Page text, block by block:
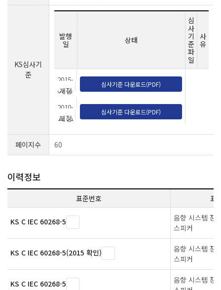
KS심사기
준
발행
일
상태
심
사
기
준
파
일
사
유
2015-
07-07
개정
심사기준 다운로드(PDF)
2010-
12-31
제정
심사기준 다운로드(PDF)
페이지수 60
이력정보
표준번호 표
KS C IEC 60268-5
음향 시스템 장
스피커
KS C IEC 60268-5(2015 확인)
음향 시스템 장
스피커
KS C IEC 60268-5
음향 시스템 장